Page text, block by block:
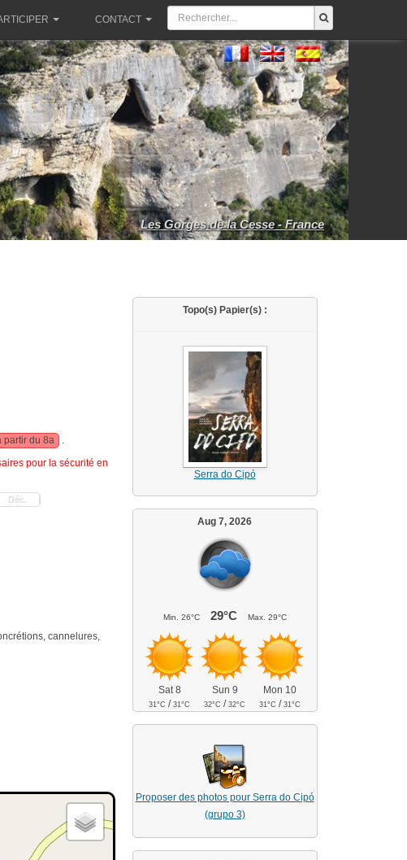
CONTACT
Les Gorges de la Cesse - France
partir du 8a
.
pour la sécurité en
Déc.
cannelures,
Topo(s) Papier(s) :
Serra do Cipó
Aug 7, 2026
Min. 26°C 29°C Max. 29°C
Sat 8
31°C /31°C
Sun 9
32°C /32°C
Mon 10
31°C /31°C
Proposer des photos pour Serra do Cipó
(grupo 3)